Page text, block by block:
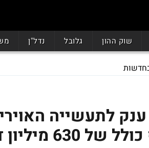
שוק ההון גלובל נדל"ן
לתעשייה
630 מיליון דולר